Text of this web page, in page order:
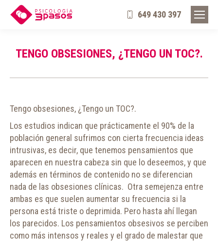
649 430 397
TENGO OBSESIONES, ¿TENGO UN TOC?.
Tengo obsesiones, ¿Tengo un TOC?.
Los estudios indican que prácticamente el 90% de la
población general sufrimos con cierta frecuencia ideas
intrusivas, es decir, que tenemos pensamientos que
aparecen en nuestra cabeza sin que lo deseemos, y que
además en términos de contenido no se diferencian
nada de las obsesiones clínicas. Otra semejenza entre
ambas es que suelen aumentar su frecuencia si la
persona está triste o deprimida. Pero hasta ahí llegan
los parecidos. Los pensamientos obsesivos se perciben
como más intensos y reales y el grado de malestar que